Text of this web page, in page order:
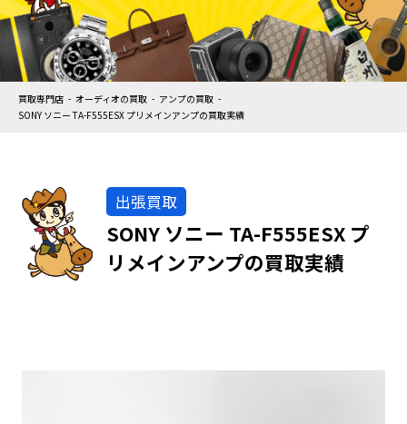
買取専門店 オーディオの買取
アンプの買取
SONY ソニー TA-F555ESX プリメインアンプの買取実績
出張買取
SONY ソニー TA-F555ESX プ
リメインアンプの買取実績